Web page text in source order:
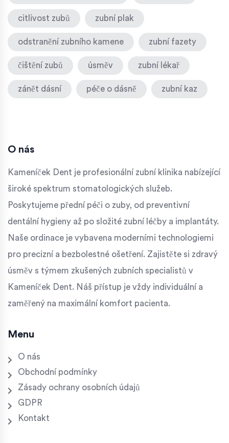
citlivost zubů zubní plak
odstranění zubního kamene zubní fazety
čištění zubů úsměv zubní lékař
zánět dásní péče o dásně zubní kaz
O nás
Kameníček Dent je profesionální zubní klinika nabízející
široké spektrum stomatologických služeb.
Poskytujeme přední péči o zuby, od preventivní
dentální hygieny až po složité zubní léčby a implantáty.
Naše ordinace je vybavena moderními technologiemi
pro precizní a bezbolestné ošetření. Zajistěte si zdravý
úsměv s týmem zkušených zubních specialistů v
Kameníček Dent. Náš přístup je vždy individuální a
zaměřený na maximální komfort pacienta.
Menu
O nás
Obchodní podmínky
Zásady ochrany osobních údajů
GDPR
Kontakt